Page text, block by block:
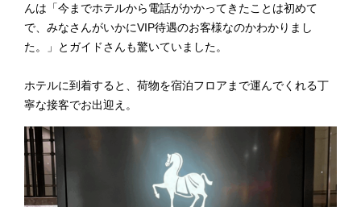
んは「今までホテルから電話がかかってきたことは初めて
で、みなさんがいかにVIP待遇のお客様なのかわかりまし
た。」とガイドさんも驚いていました。
ホテルに到着すると、荷物を宿泊フロアまで運んでくれる丁
寧な接客でお出迎え。